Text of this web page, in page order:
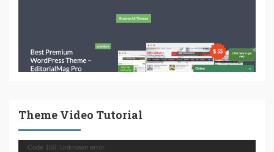
Theme Video Tutorial
Πρόγραμμα
Code 150: Unknown error.